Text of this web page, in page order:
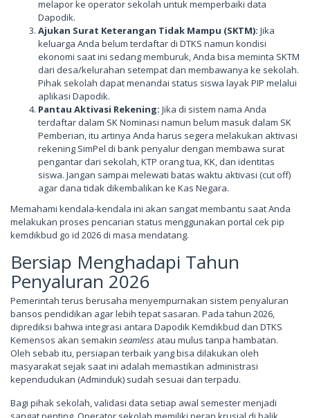
melapor ke operator sekolah untuk memperbaiki data
Dapodik.
Ajukan Surat Keterangan Tidak Mampu (SKTM): Jika
keluarga Anda belum terdaftar di DTKS namun kondisi
ekonomi saat ini sedang memburuk, Anda bisa meminta SKTM
dari desa/kelurahan setempat dan membawanya ke sekolah.
Pihak sekolah dapat menandai status siswa layak PIP melalui
aplikasi Dapodik.
Pantau Aktivasi Rekening: Jika di sistem nama Anda
terdaftar dalam SK Nominasi namun belum masuk dalam SK
Pemberian, itu artinya Anda harus segera melakukan aktivasi
rekening SimPel di bank penyalur dengan membawa surat
pengantar dari sekolah, KTP orang tua, KK, dan identitas
siswa. Jangan sampai melewati batas waktu aktivasi (cut off)
agar dana tidak dikembalikan ke Kas Negara.
Memahami kendala-kendala ini akan sangat membantu saat Anda
melakukan proses pencarian status menggunakan portal cek pip
kemdikbud go id 2026 di masa mendatang.
Bersiap Menghadapi Tahun
Penyaluran 2026
Pemerintah terus berusaha menyempurnakan sistem penyaluran
bansos pendidikan agar lebih tepat sasaran. Pada tahun 2026,
diprediksi bahwa integrasi antara Dapodik Kemdikbud dan DTKS
Kemensos akan semakin seamless atau mulus tanpa hambatan.
Oleh sebab itu, persiapan terbaik yang bisa dilakukan oleh
masyarakat sejak saat ini adalah memastikan administrasi
kependudukan (Adminduk) sudah sesuai dan terpadu.
Bagi pihak sekolah, validasi data setiap awal semester menjadi